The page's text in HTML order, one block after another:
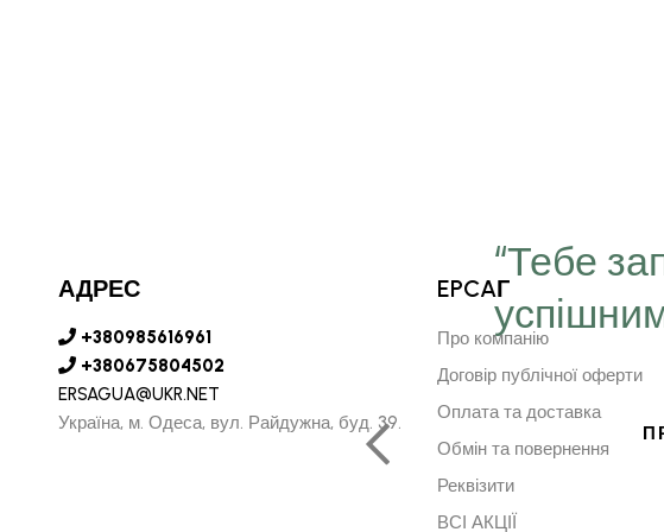
в далечину та
за ним"
“Тебе
АДРЕС
+380985616961
+380675804502
ERSAGUA@UKR.NET
Україна, м. Одеса, вул. Райдужна, буд. 39.
EPCAГ
Про компанію
Договір публічної оферти
Оплата та доставка
Обмін та повернення
Реквізити
ВСІ АКЦІЇ